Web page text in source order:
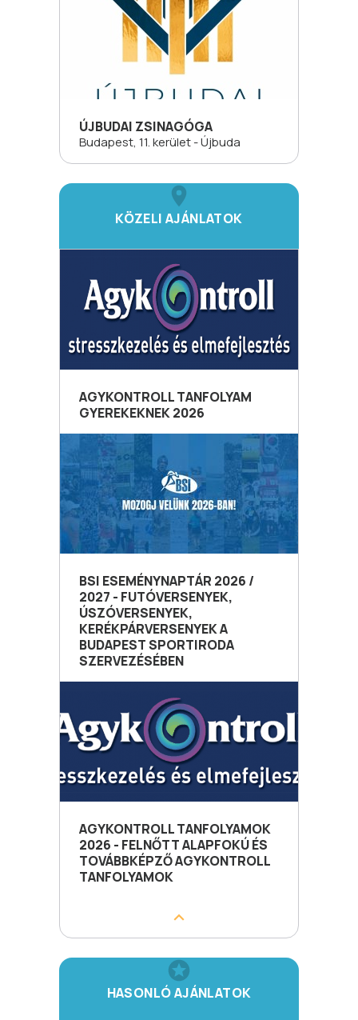
ÚJBUDAI ZSINAGÓGA
Budapest, 11. kerület - Újbuda
KÖZELI AJÁNLATOK
AGYKONTROLL TANFOLYAM
GYEREKEKNEK 2026
BSI ESEMÉNYNAPTÁR 2026 /
2027 - FUTÓVERSENYEK,
ÚSZÓVERSENYEK,
KERÉKPÁRVERSENYEK A
BUDAPEST SPORTIRODA
SZERVEZÉSÉBEN
AGYKONTROLL TANFOLYAMOK
2026 - FELNŐTT ALAPFOKÚ ÉS
TOVÁBBKÉPZŐ AGYKONTROLL
TANFOLYAMOK
HASONLÓ AJÁNLATOK